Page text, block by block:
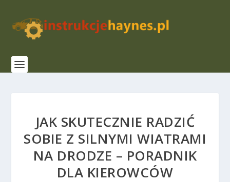
JAK SKUTECZNIE RADZIĆ
SOBIE Z SILNYMI WIATRAMI
NA DRODZE – PORADNIK
DLA KIEROWCÓW